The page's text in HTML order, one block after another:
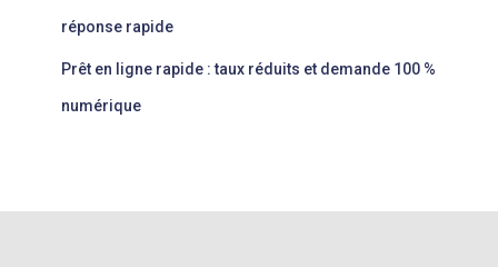
réponse rapide
Prêt en ligne rapide : taux réduits et demande 100 %
numérique